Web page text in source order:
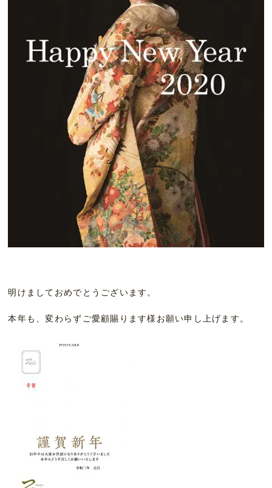
明けましておめでとうございます。
本年も、変わらずご愛顧賜ります様お願い申し上げます。